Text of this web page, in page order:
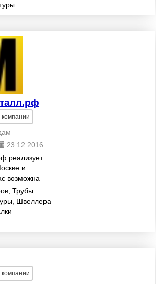
23.12.2016
реализует
и
возможна
доставка,
к
Трубы
Швеллера